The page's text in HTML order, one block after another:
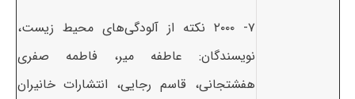
۷- ۲۰۰۰ نکته از آلودگی‌های محیط زیست،
نویسندگان: عاطفه میر، فاطمه صفری
هفشتجانی، قاسم رجایی، انتشارات خانیران